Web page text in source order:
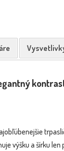
Little Purple´...
výšku a šírku